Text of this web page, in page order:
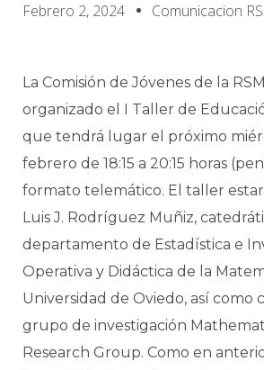
Febrero 2, 2024 Comunicacion
La Comisión de Jóvenes de la
organizado el I Taller de
que tendrá lugar el próximo
febrero de 18:15 a 20:15 horas
formato telemático. El taller
Luis J. Rodríguez Muñiz,
departamento de Estadística e
Operativa y Didáctica de la
Universidad de Oviedo, así como
grupo de investigación
Research Group. Como en